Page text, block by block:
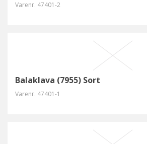
Varenr. 47401-2
Balaklava (7955) Sort
Varenr. 47401-1